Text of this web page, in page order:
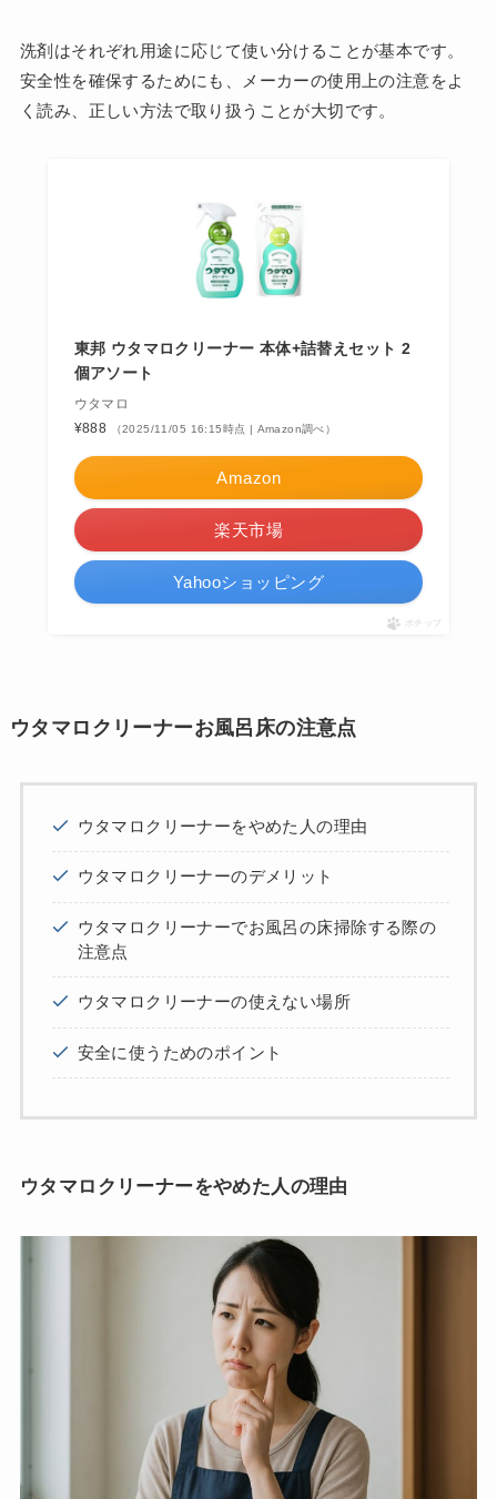
洗剤はそれぞれ用途に応じて使い分けることが基本です。
安全性を確保するためにも、メーカーの使用上の注意をよ
く読み、正しい方法で取り扱うことが大切です。
東邦 ウタマロクリーナー 本体+詰替えセット 2
個アソート
ウタマロ
¥888
（2025/11/05 16:15時点 | Amazon調べ）
Amazon
楽天市場
Yahooショッピング
ポチップ
ウタマロクリーナーお風呂床の注意点
ウタマロクリーナーをやめた人の理由
ウタマロクリーナーのデメリット
ウタマロクリーナーでお風呂の床掃除する際の
注意点
ウタマロクリーナーの使えない場所
安全に使うためのポイント
ウタマロクリーナーをやめた人の理由